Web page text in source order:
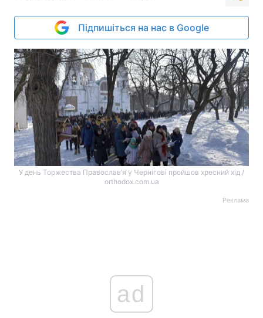
Підпишіться на нас в Google
У день Торжества Православ’я у Чернігові пройшов хресний хід /
orthodox.com.ua
Реклама
ad